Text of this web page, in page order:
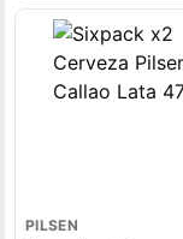
PILSEN